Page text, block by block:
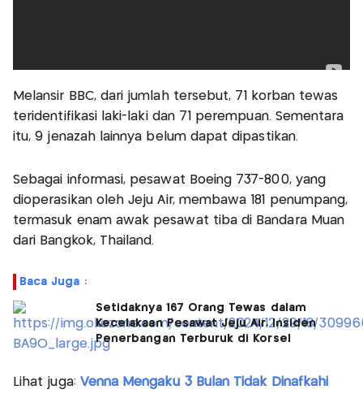
Melansir BBC, dari jumlah tersebut, 71 korban tewas
teridentifikasi laki-laki dan 71 perempuan. Sementara
itu, 9 jenazah lainnya belum dapat dipastikan.
Sebagai informasi, pesawat Boeing 737-800, yang
dioperasikan oleh Jeju Air, membawa 181 penumpang,
termasuk enam awak pesawat tiba di Bandara Muan
dari Bangkok, Thailand.
Baca Juga :
Setidaknya 167 Orang Tewas dalam
Kecelakaan Pesawat Jeju Air, Insiden
Penerbangan Terburuk di Korsel
Lihat juga: Venna Mengaku 3 Bulan Tidak Dinafkahi